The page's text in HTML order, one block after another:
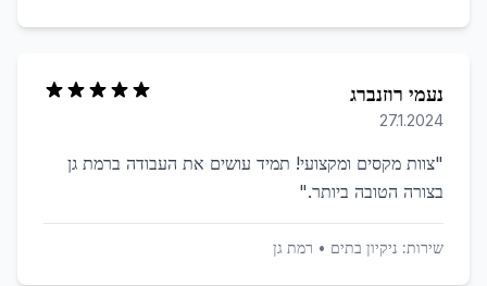
נעמי רוזנברג
27.1.2024
"צוות מקסים ומקצועי! תמיד עושים את העבודה ברמת גן
בצורה הטובה ביותר."
שירות: ניקיון בתים • רמת גן